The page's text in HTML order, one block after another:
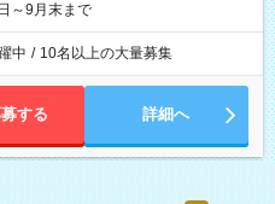
～9月末まで
中 / 10名以上の大量募集
する 詳細へ